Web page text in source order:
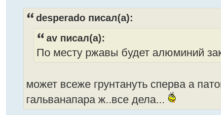
desperado писал(а):
av писал(а):
По месту ржавы будет алюминий
может всеже грунтануть сперва а
гальванапара ж..все дела...